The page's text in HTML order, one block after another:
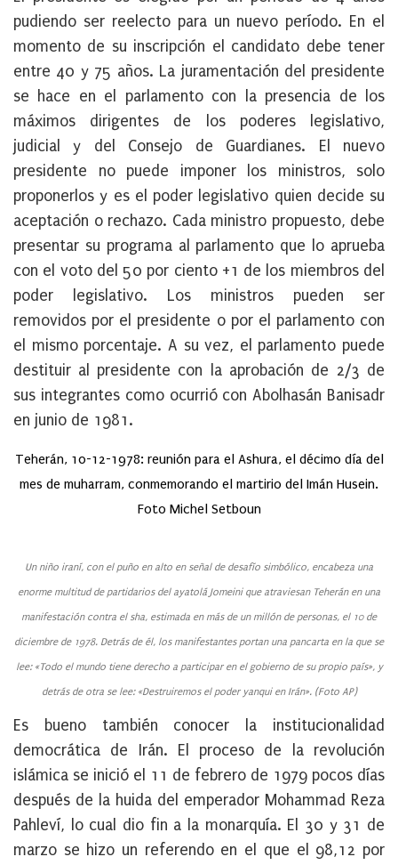
pudiendo ser reelecto para un nuevo período. En el
momento de su inscripción el candidato debe tener
entre 40 y 75 años. La juramentación del presidente
se hace en el parlamento con la presencia de los
máximos dirigentes de los poderes legislativo,
judicial y del Consejo de Guardianes. El nuevo
presidente no puede imponer los ministros, solo
proponerlos y es el poder legislativo quien decide su
aceptación o rechazo. Cada ministro propuesto, debe
presentar su programa al parlamento que lo aprueba
con el voto del 50 por ciento +1 de los miembros del
poder legislativo. Los ministros pueden ser
removidos por el presidente o por el parlamento con
el mismo porcentaje. A su vez, el parlamento puede
destituir al presidente con la aprobación de 2/3 de
sus integrantes como ocurrió con Abolhasán Banisadr
en junio de 1981.
Teherán, 10-12-1978: reunión para el Ashura, el décimo día del
mes de muharram, conmemorando el martirio del Imán Husein.
Foto Michel Setboun
Un niño iraní, con el puño en alto en señal de desafío simbólico, encabeza una
enorme multitud de partidarios del ayatolá Jomeini que atraviesan Teherán en una
manifestación contra el sha, estimada en más de un millón de personas, el 10 de
diciembre de 1978. Detrás de él, los manifestantes portan una pancarta en la que se
lee: «Todo el mundo tiene derecho a participar en el gobierno de su propio país», y
detrás de otra se lee: «Destruiremos el poder yanqui en Irán». (Foto AP)
Es bueno también conocer la institucionalidad
democrática de Irán. El proceso de la revolución
islámica se inició el 11 de febrero de 1979 pocos días
después de la huida del emperador Mohammad Reza
Pahleví, lo cual dio fin a la monarquía. El 30 y 31 de
marzo se hizo un referendo en el que el 98,12 por